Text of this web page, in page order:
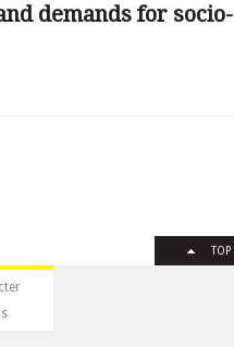
demands for socio-
TOP